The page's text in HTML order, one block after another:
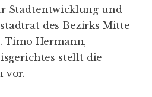
Stadtentwicklung und
des Bezirks Mitte
Hermann,
stellt die
vor.